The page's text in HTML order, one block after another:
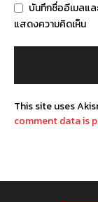
บันทึกชื่ออีเมลแล
แสดงความคิดเห็น
This site uses
comment data is